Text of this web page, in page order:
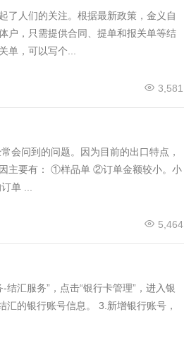
了人们的关注。根据最新政策，金义自
户，只需提供合同、提单和报关单等结
单，可以写个...
3,581
会问到的问题。因为目前的出口特点，
主要有： ①样品单 ②订单金额较小。小
单 ...
5,464
汇服务”，点击“银行卡管理”，进入银
汇的银行账号信息。 3.新增银行账号，